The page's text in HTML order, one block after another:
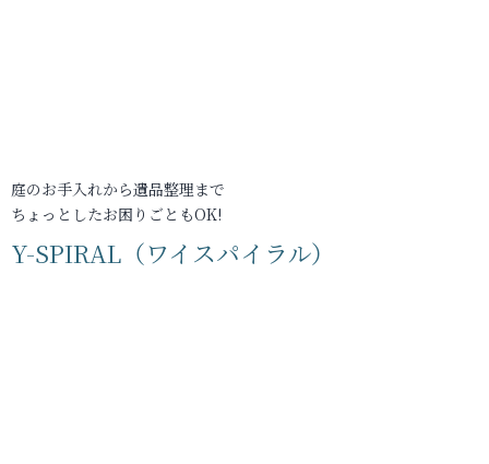
庭のお手入れから遺品整理まで
ちょっとしたお困りごともOK!
Y-SPIRAL（ワイスパイラル）